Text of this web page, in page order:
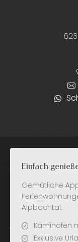
Einfach
Gemütliche
Alpbachtal.
Kaminofen
Exklusive